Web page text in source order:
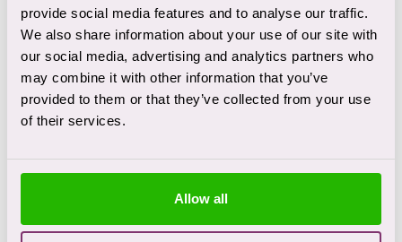
provide social media features and to analyse our traffic.
We also share information about your use of our site with
our social media, advertising and analytics partners who
may combine it with other information that you’ve
provided to them or that they’ve collected from your use
of their services.
Allow all
vind het heel leuk om zo ad hoc te reageren op wat
iemand vertelt en samen een eigen lied te
improviseren, zodat zij ook beter kan vertellen wat er
in haar omgaat. En naderhand kun je het er met elkaar
over hebben: wat heb je precies gezongen en wat zijn
“Ik heb het mooiste vak”, gaat Karin verder. Ze vertelt
honderduit over muziektherapie. “Wat ik vooral heel